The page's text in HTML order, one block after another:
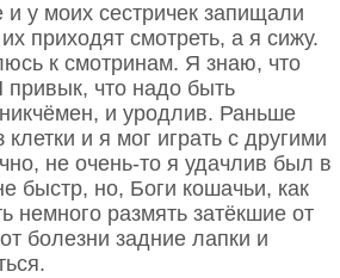
у моих сестричек запищали
приходят смотреть, а я сижу.
к смотринам. Я знаю, что
что надо быть
и уродлив. Раньше
и я мог играть с другими
не очень-то я удачлив был в
быстр, но, Боги кошачьи, как
немного размять затёкшие от
болезни задние лапки и